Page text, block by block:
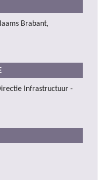
Brabant,
Infrastructuur -